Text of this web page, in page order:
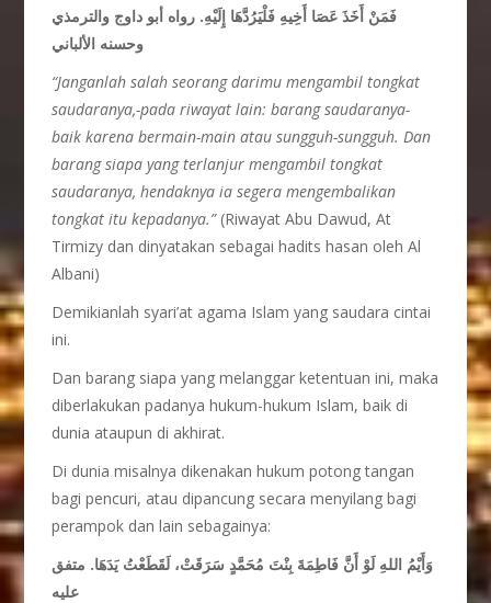
فَمَنْ أَخَذَ عَصَا أَخِيهِ فَلْيَرُدَّهَا إِلَيْهِ. رواه أبو داوج والترمذي
وحسنه الألباني
“Janganlah salah seorang darimu mengambil tongkat
saudaranya,-pada riwayat lain: barang saudaranya-
baik karena bermain-main atau sungguh-sungguh. Dan
barang siapa yang terlanjur mengambil tongkat
saudaranya, hendaknya ia segera mengembalikan
tongkat itu kepadanya.”(Riwayat Abu Dawud, At
Tirmizy dan dinyatakan sebagai hadits hasan oleh Al
Albani)
Demikianlah syari’at agama Islam yang saudara cintai
ini.
Dan barang siapa yang melanggar ketentuan ini, maka
diberlakukan padanya hukum-hukum Islam, baik di
dunia ataupun di akhirat.
Di dunia misalnya dikenakan hukum potong tangan
bagi pencuri, atau dipancung secara menyilang bagi
perampok dan lain sebagainya:
وَأَيْمُ اللهِ لَوْ أَنَّ فَاطِمَةَ بِنْتَ مُحَمَّدٍ سَرَقَتْ، لَقَطَعْتُ يَدَهَا. متفق
عليه